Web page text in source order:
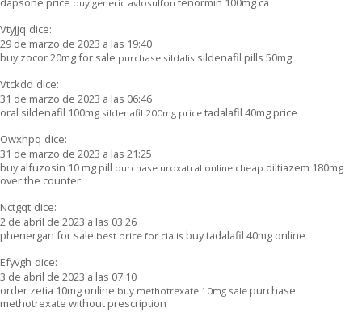
buy generic avlosulfon
Vtyjjq dice:
29 de marzo de 2023 a las 19:40
buy zocor 20mg for sale purchase sildalis sildenafil pills 50mg
Vtckdd dice:
31 de marzo de 2023 a las 06:46
oral sildenafil 100mg sildenafil 200mg price tadalafil 40mg price
Owxhpq dice:
31 de marzo de 2023 a las 21:25
buy alfuzosin 10 mg pill purchase uroxatral online cheap diltiazem 180mg
over the counter
Nctgqt dice:
2 de abril de 2023 a las 03:26
phenergan for sale best price for cialis buy tadalafil 40mg online
Efyvgh dice:
3 de abril de 2023 a las 07:10
order zetia 10mg online buy methotrexate 10mg sale purchase
methotrexate without prescription